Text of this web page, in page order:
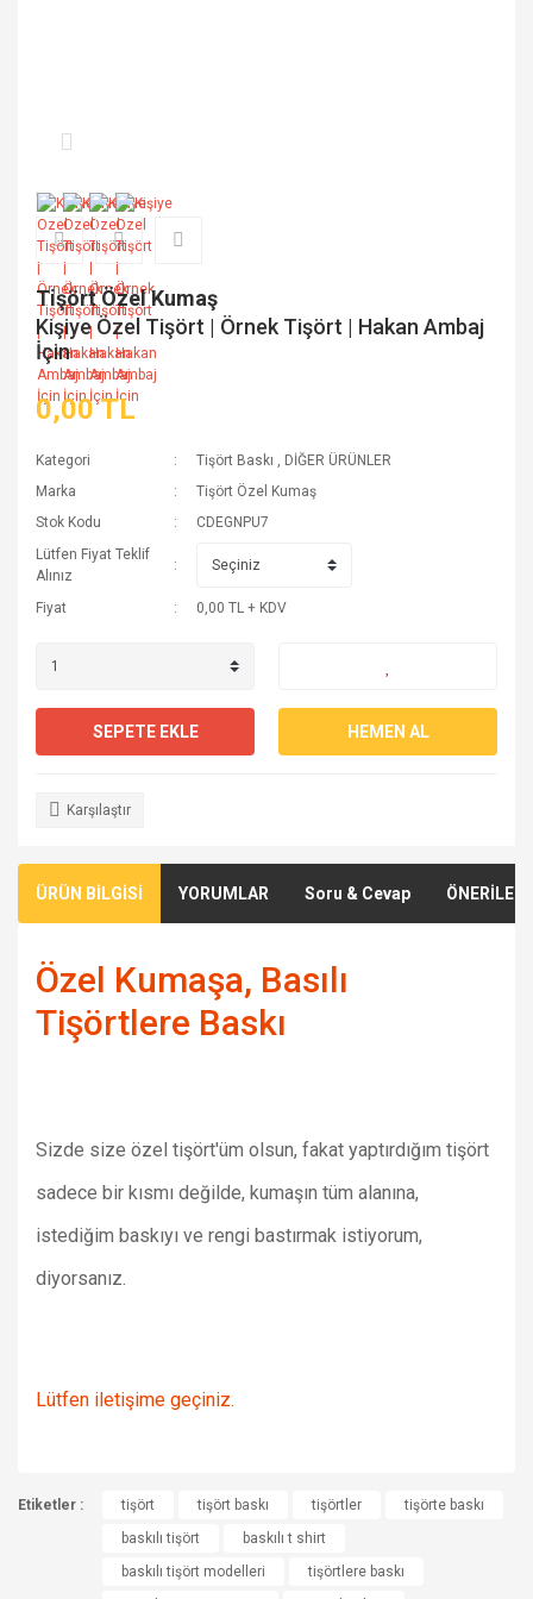
Tişört Özel Kumaş
Kişiye Özel Tişört | Örnek Tişört | Hakan Ambaj
İçin
0,00 TL
Kategori Tişört Baskı , DİĞER ÜRÜNLER
Marka
Tişört Özel Kumaş
Stok Kodu
CDEGNPU7
Lütfen Fiyat Teklif
Alınız
Fiyat
0,00 TL + KDV
SEPETE EKLE HEMEN AL
Karşılaştır
ÜRÜN BİLGİSİ YORUMLAR Soru & Cevap
Özel Kumaşa, Basılı
Tişörtlere Baskı
Sizde size özel tişört'üm olsun, fakat yaptırdığım tişört
sadece bir kısmı değilde, kumaşın tüm alanına,
istediğim baskıyı ve rengi bastırmak istiyorum,
diyorsanız.
Lütfen iletişime geçiniz.
Bu ürüne ilk yorumu siz yapın!
konularda yetersiz gördüğünüz noktaları öneri formunu
kullanarak tarafımıza iletebilirsiniz.
Görüş ve önerileriniz için teşekkür ederiz.
Etiketler : tişört tişört baskı tişörtler
tişörte baskı
baskılı tişört
baskılı t shirt
baskılı tişört modelleri
tişörtlere baskı